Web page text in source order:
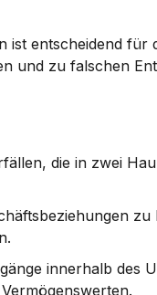
ist entscheidend für
und zu falschen
die in zwei
innerhalb des